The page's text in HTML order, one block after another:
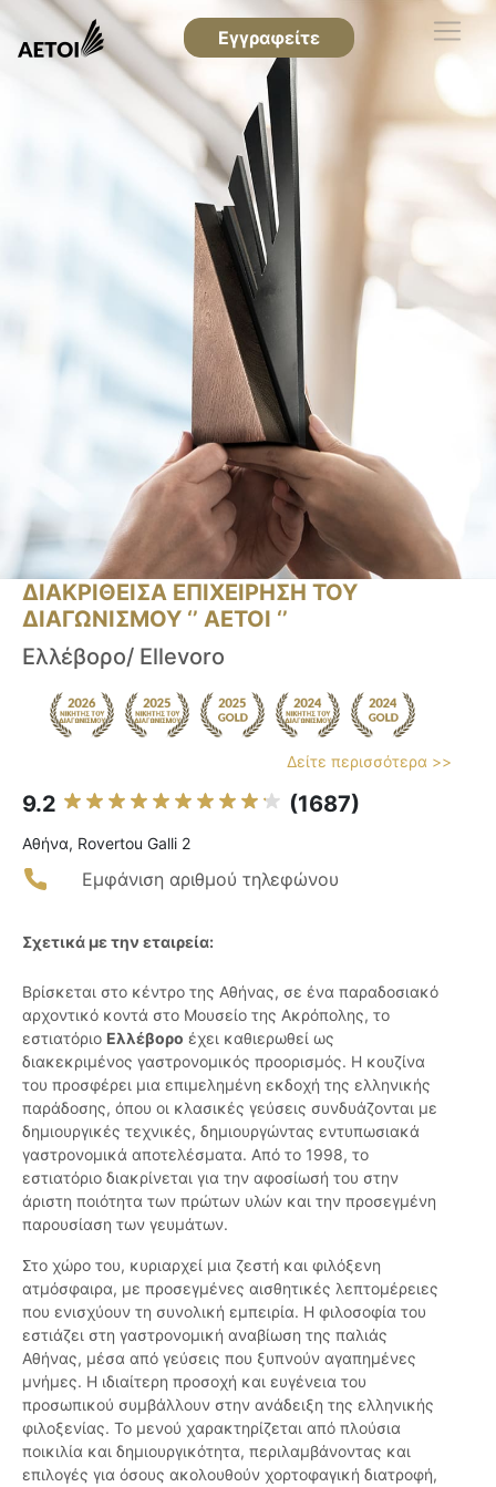
Εγγραφείτε
ΔΙΑΚΡΙΘΕΙΣΑ ΕΠΙΧΕΙΡΗΣΗ ΤΟΥ
ΔΙΑΓΩΝΙΣΜΟΥ ‘’ ΑΕΤΟΙ ‘’
Ελλέβορο/ Ellevoro
Δείτε περισσότερα >>
9.2 (1687)
Αθήνα, Rovertou Galli 2
Εμφάνιση αριθμού τηλεφώνου
Σχετικά με την εταιρεία:
Βρίσκεται στο κέντρο της Αθήνας, σε ένα παραδοσιακό
αρχοντικό κοντά στο Μουσείο της Ακρόπολης, το
εστιατόριο Ελλέβορο έχει καθιερωθεί ως
διακεκριμένος γαστρονομικός προορισμός. Η κουζίνα
του προσφέρει μια επιμελημένη εκδοχή της ελληνικής
παράδοσης, όπου οι κλασικές γεύσεις συνδυάζονται με
δημιουργικές τεχνικές, δημιουργώντας εντυπωσιακά
γαστρονομικά αποτελέσματα. Από το 1998, το
εστιατόριο διακρίνεται για την αφοσίωσή του στην
άριστη ποιότητα των πρώτων υλών και την προσεγμένη
παρουσίαση των γευμάτων.
Στο χώρο του, κυριαρχεί μια ζεστή και φιλόξενη
ατμόσφαιρα, με προσεγμένες αισθητικές λεπτομέρειες
που ενισχύουν τη συνολική εμπειρία. Η φιλοσοφία του
εστιάζει στη γαστρονομική αναβίωση της παλιάς
Αθήνας, μέσα από γεύσεις που ξυπνούν αγαπημένες
μνήμες. Η ιδιαίτερη προσοχή και ευγένεια του
προσωπικού συμβάλλουν στην ανάδειξη της ελληνικής
φιλοξενίας. Το μενού χαρακτηρίζεται από πλούσια
ποικιλία και δημιουργικότητα, περιλαμβάνοντας και
επιλογές για όσους ακολουθούν χορτοφαγική διατροφή,